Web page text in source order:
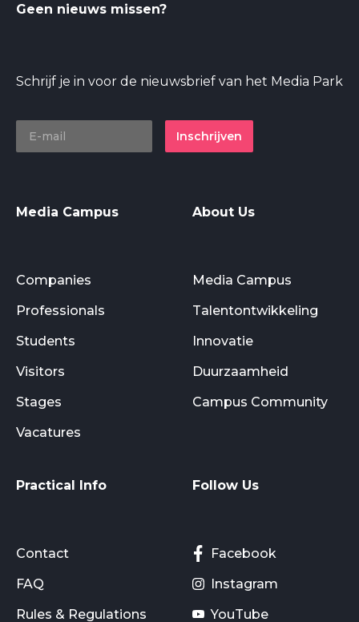
Geen nieuws missen?
Schrijf je in voor de nieuwsbrief van het Media Park
Inschrijven
Media Campus
Companies
Professionals
Students
Visitors
Stages
Vacatures
About Us
Media Campus
Talentontwikkeling
Innovatie
Duurzaamheid
Campus Community
Practical Info
Contact
FAQ
Rules & Regulations
Follow Us
Facebook
Instagram
YouTube